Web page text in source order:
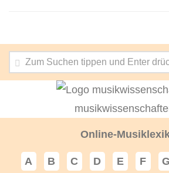
Online-
A B C D E F G